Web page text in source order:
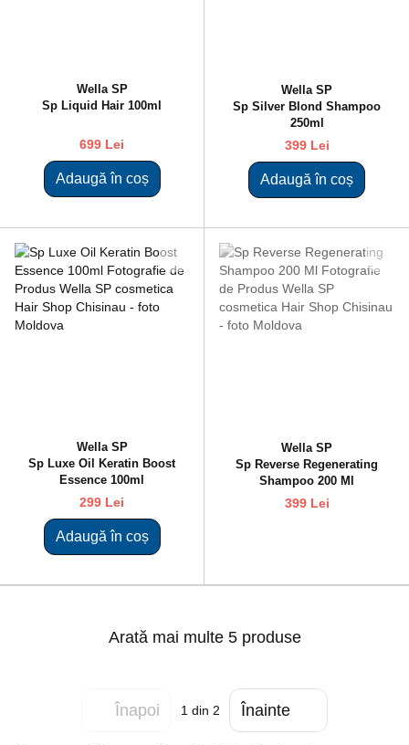
Wella SP
Sp Liquid Hair 100ml
699 Lei
Adaugă în coș
Wella SP
Sp Silver Blond Shampoo
250ml
399 Lei
Adaugă în coș
Wella SP
Sp Luxe Oil Keratin Boost
Essence 100ml
299 Lei
Adaugă în coș
Wella SP
Sp Reverse Regenerating
Shampoo 200 Ml
399 Lei
Arată mai multe 5 produse
Înapoi 1 din 2 Înainte